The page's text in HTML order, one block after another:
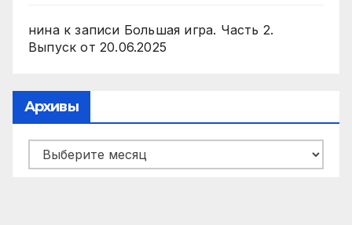
нинак записи Большая игра. Часть 2.
Выпуск от 20.06.2025
Архивы
Архивы